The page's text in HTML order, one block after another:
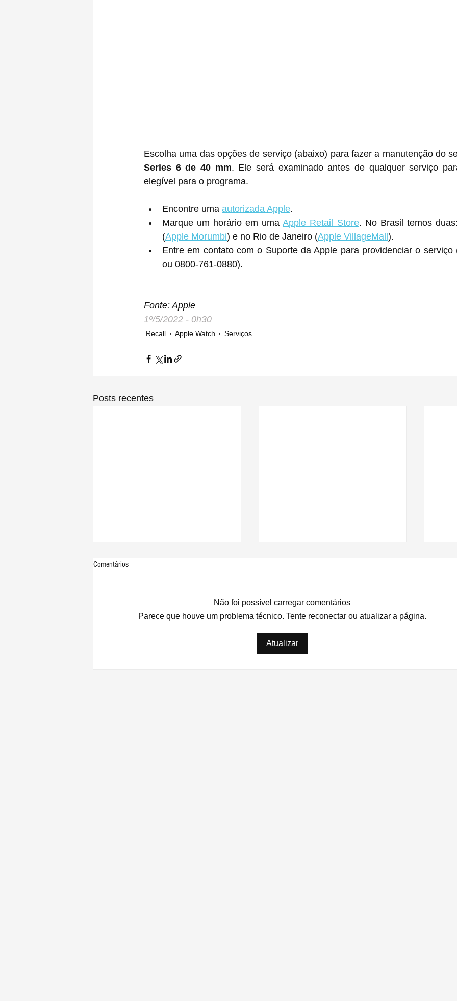
Escolha uma das opções de serviço (abaixo) para fazer a manutenção do
Series 6 de 40 mm. Ele será examinado antes de qualquer serviço
elegível para o programa.
Encontre uma autorizada Apple.
Marque um horário em uma Apple Retail Store. No Brasil temos
(Apple Morumbi) e no Rio de Janeiro (Apple VillageMall).
Entre em contato com o Suporte da Apple para providenciar o serviço
ou 0800-761-0880).
Fonte: Apple
1º/5/2022 - 0h30
Recall Apple Watch Serviços
Posts recentes
Apple lança recall para o iPhone 11
com problemas no touch das telas
Comentários
Não foi possível carregar comentários
Parece que houve um problema técnico. Tente reconectar ou atualizar a página.
Atualizar